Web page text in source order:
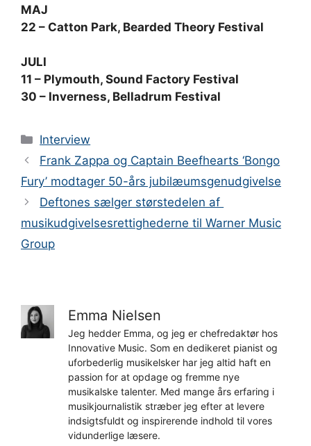
MAJ
22 – Catton Park, Bearded Theory Festival
JULI
11 – Plymouth, Sound Factory Festival
30 – Inverness, Belladrum Festival
Kategorier
Interview
Frank Zappa og Captain Beefhearts ‘Bongo
Fury’ modtager 50-års jubilæumsgenudgivelse
Deftones sælger størstedelen af ​​
musikudgivelsesrettighederne til Warner Music
Group
Emma Nielsen
Jeg hedder Emma, og jeg er chefredaktør hos
Innovative Music. Som en dedikeret pianist og
uforbederlig musikelsker har jeg altid haft en
passion for at opdage og fremme nye
musikalske talenter. Med mange års erfaring i
musikjournalistik stræber jeg efter at levere
indsigtsfuldt og inspirerende indhold til vores
vidunderlige læsere.